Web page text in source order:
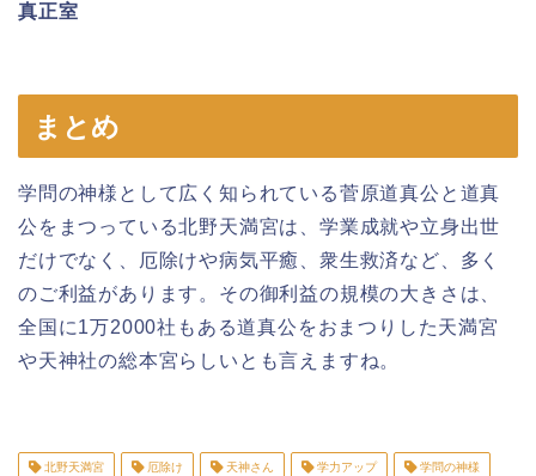
真正室
まとめ
学問の神様として広く知られている菅原道真公と道真
公をまつっている北野天満宮は、学業成就や立身出世
だけでなく、厄除けや病気平癒、衆生救済など、多く
のご利益があります。その御利益の規模の大きさは、
全国に1万2000社もある道真公をおまつりした天満宮
や天神社の総本宮らしいとも言えますね。
北野天満宮 厄除け 天神さん 学力アップ 学問の神様